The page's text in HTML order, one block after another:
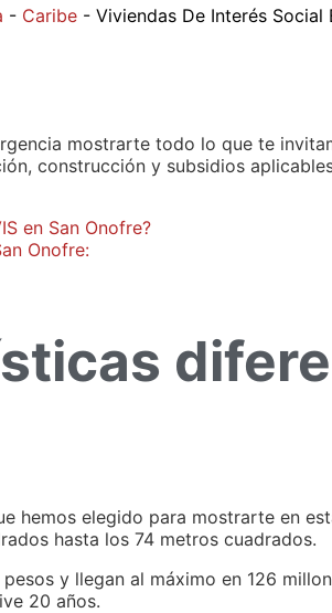
- Caribe - Viviendas De Interés Social
mostrarte todo lo que te
construcción y subsidios
en San Onofre?
Onofre:
hemos elegido para mostrarte en
hasta los 74 metros cuadrados.
y llegan al máximo en 126
20 años.